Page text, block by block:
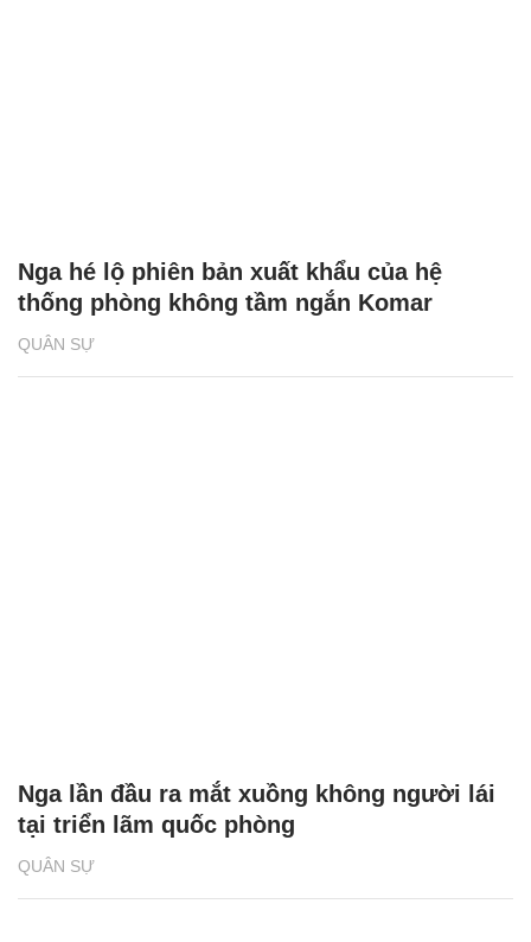
QUÂN SỰ
Nga hé lộ phiên bản xuất khẩu của hệ
thống phòng không tầm ngắn Komar
QUÂN SỰ
Nga lần đầu ra mắt xuồng không người lái
tại triển lãm quốc phòng